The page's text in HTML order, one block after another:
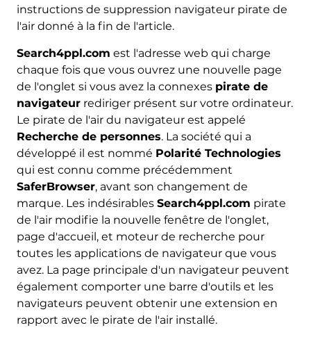
instructions de suppression navigateur pirate de
l'air donné à la fin de l'article.
Search4ppl.com est l'adresse web qui charge
chaque fois que vous ouvrez une nouvelle page
de l'onglet si vous avez la connexes pirate de
navigateurrediriger présent sur votre ordinateur.
Le pirate de l'air du navigateur est appelé
Recherche de personnes. La société qui a
développé il est nommé Polarité Technologies
qui est connu comme précédemment
SaferBrowser, avant son changement de
marque. Les indésirables Search4ppl.com pirate
de l'air modifie la nouvelle fenêtre de l'onglet,
page d'accueil, et moteur de recherche pour
toutes les applications de navigateur que vous
avez. La page principale d'un navigateur peuvent
également comporter une barre d'outils et les
navigateurs peuvent obtenir une extension en
rapport avec le pirate de l'air installé.